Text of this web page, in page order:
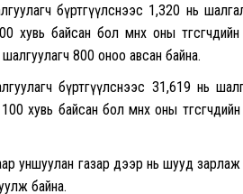
бүртгүүлснээс 1,320 нь
байсан бол өмнөх оны
800 оноо авсан байна.
бүртгүүлснээс 31,619 нь
хувь байсан бол өмнөх оны
уншуулан газар дээр нь шууд зарлаж
байна.